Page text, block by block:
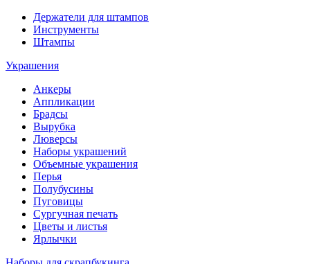
Держатели для штампов
Инструменты
Штампы
Украшения
Анкеры
Аппликации
Брадсы
Вырубка
Люверсы
Наборы украшений
Объемные украшения
Перья
Полубусины
Пуговицы
Сургучная печать
Цветы и листья
Ярлычки